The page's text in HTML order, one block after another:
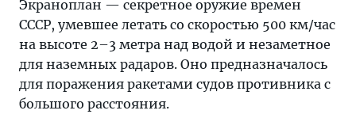
Экраноплан — секретное оружие времен
СССР, умевшее летать со скоростью 500 км/час
на высоте 2–3 метра над водой и незаметное
для наземных радаров. Оно предназначалось
для поражения ракетами судов противника с
большого расстояния.